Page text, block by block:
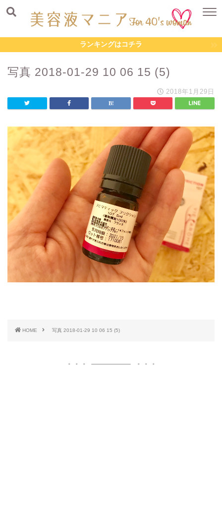
ランキングはコチラ
写真 2018-01-29 10 06 15 (5)
2018年1月29日
HOME 写真 2018-01-29 10 06 15 (5)